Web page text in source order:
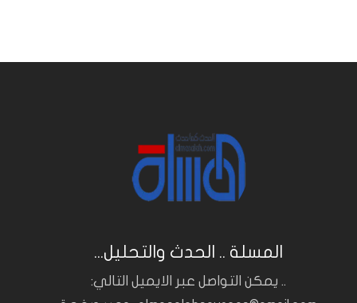
المسلة .. الحدث والتحليل...
.. يمكن التواصل عبر الايميل التالي: